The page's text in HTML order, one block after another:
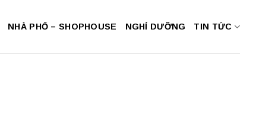
NHÀ PHỐ – SHOPHOUSE NGHỈ DƯỠNG TIN TỨC